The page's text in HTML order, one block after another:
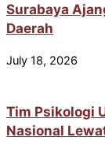
Surabaya
Daerah
July 18, 2026
Tim Psikologi
Nasional